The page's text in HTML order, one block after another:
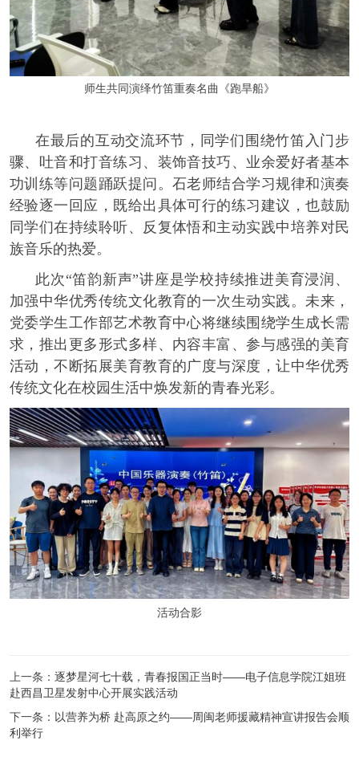
师生共同演绎竹笛重奏名曲《跑旱船》
在最后的互动交流环节，同学们围绕竹笛入门步
骤、吐音和打音练习、装饰音技巧、业余爱好者基本
功训练等问题踊跃提问。石老师结合学习规律和演奏
经验逐一回应，既给出具体可行的练习建议，也鼓励
同学们在持续聆听、反复体悟和主动实践中培养对民
族音乐的热爱。
此次“笛韵新声”讲座是学校持续推进美育浸润、
加强中华优秀传统文化教育的一次生动实践。未来，
党委学生工作部艺术教育中心将继续围绕学生成长需
求，推出更多形式多样、内容丰富、参与感强的美育
活动，不断拓展美育教育的广度与深度，让中华优秀
传统文化在校园生活中焕发新的青春光彩。
活动合影
上一条： 逐梦星河七十载，青春报国正当时——电子信息学院江姐班
赴西昌卫星发射中心开展实践活动
下一条： 以营养为桥 赴高原之约——周闽老师援藏精神宣讲报告会顺
利举行